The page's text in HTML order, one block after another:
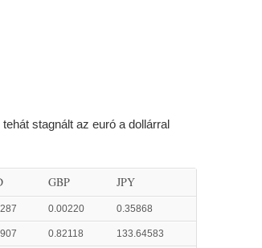
tehát stagnált az euró a dollárral
GBP JPY
0.00220 0.35868
0.82118 133.64583